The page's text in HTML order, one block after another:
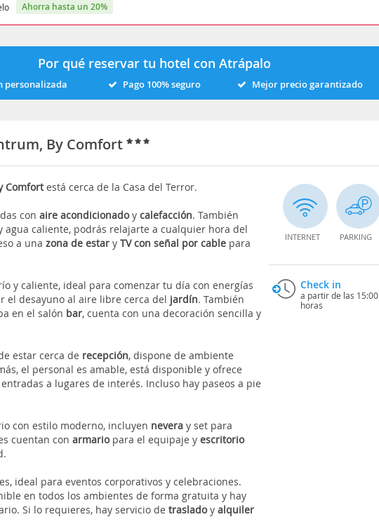
ahorra hasta un 20%
Por qué reservar tu hotel con Atrápalo
personalizada Pago 100% seguro Mejor precio garantizado
By Comfort
Comfortestá cerca de la Casa del Terror.
conaire acondicionadoy calefacción. También
agua caliente, podrás relajarte a cualquier hora del
a una zona de estaryTV con señal por cable para
y caliente, ideal para comenzar tu día con energías
el desayuno al aire libre cerca del jardín. También
en el salón bar, cuenta con una decoración sencilla y
estar cerca de recepción, dispone de ambiente
el personal es amable, está disponible y ofrece
a lugares de interés. Incluso hay paseos a pie
con estilo moderno, incluyen nevera y set para
cuentan con armariopara el equipaje yescritorio
ideal para eventos corporativos y celebraciones.
en todos los ambientes de forma gratuita y hay
Si lo requieres, hay servicio de trasladoyalquiler
INTERNET PARKING
Check in
a partir de las 15:00
horas